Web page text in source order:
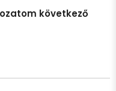
viselkedtem,
ami rendkívüli
következő